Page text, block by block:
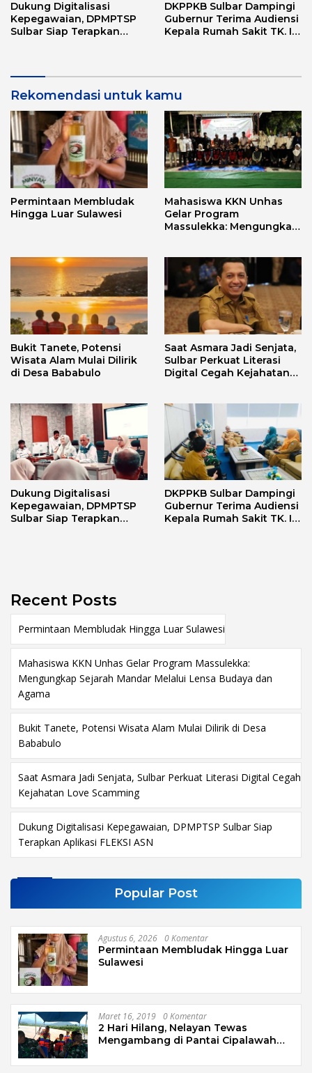
Dukung Digitalisasi
Kepegawaian, DPMPTSP
Sulbar Siap Terapkan
DKPPKB Sulbar Dampingi
Gubernur Terima Audiensi
Kepala Rumah Sakit TK. III
Rekomendasi untuk kamu
Permintaan Membludak
Hingga Luar Sulawesi
Mahasiswa KKN Unhas
Gelar Program
Massulekka: Mengungkap
Bukit Tanete, Potensi
Wisata Alam Mulai Dilirik
di Desa Bababulo
Saat Asmara Jadi Senjata,
Sulbar Perkuat Literasi
Digital Cegah Kejahatan
Dukung Digitalisasi
Kepegawaian, DPMPTSP
Sulbar Siap Terapkan
DKPPKB Sulbar Dampingi
Gubernur Terima Audiensi
Kepala Rumah Sakit TK. III
Recent Posts
Permintaan Membludak Hingga Luar Sulawesi
Mahasiswa KKN Unhas Gelar Program Massulekka:
Mengungkap Sejarah Mandar Melalui Lensa Budaya dan
Agama
Bukit Tanete, Potensi Wisata Alam Mulai Dilirik di Desa
Bababulo
Saat Asmara Jadi Senjata, Sulbar Perkuat Literasi Digital Cegah
Kejahatan Love Scamming
Dukung Digitalisasi Kepegawaian, DPMPTSP Sulbar Siap
Terapkan Aplikasi FLEKSI ASN
Popular Post
Agustus 6, 2026 0 Komentar
Permintaan Membludak Hingga Luar
Sulawesi
Maret 16, 2019 0 Komentar
2 Hari Hilang, Nelayan Tewas
Mengambang di Pantai Cipalawah